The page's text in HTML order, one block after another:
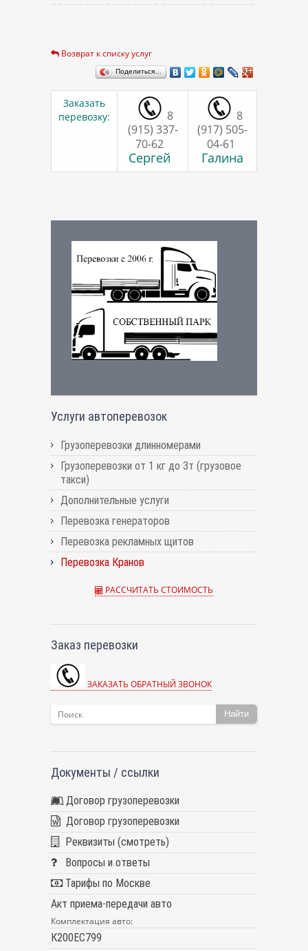
Возврат к списку услуг
Поделиться…
Заказать
перевозку:
8
(915) 337-
70-62
Сергей
8
(917) 505-
04-61
Галина
Услуги автоперевозок
Грузоперевозки длинномерами
Грузоперевозки от 1 кг до 3т (грузовое
такси)
Дополнительные услуги
Перевозка генераторов
Перевозка рекламных щитов
Перевозка Кранов
РАССЧИТАТЬ СТОИМОСТЬ
Заказ перевозки
ЗАКАЗАТЬ ОБРАТНЫЙ ЗВОНОК
Найти
Документы / ссылки
Договор грузоперевозки
Договор грузоперевозки
Реквизиты (смотреть)
Вопросы и ответы
Тарифы по Москве
Акт приема-передачи авто
Комплектация авто:
К200ЕС799